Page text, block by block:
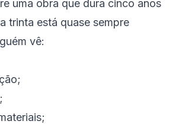
uma obra que dura cinco anos
trinta está quase sempre
vê: